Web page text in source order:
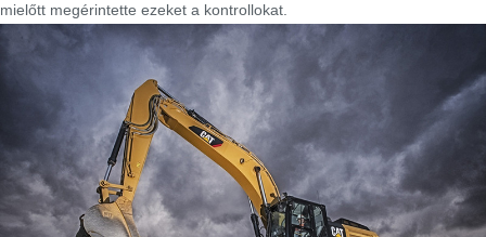
mielőtt megérintette ezeket a kontrollokat.